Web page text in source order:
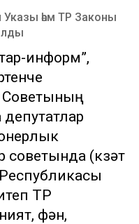
һәм ТР Законы
информ”,
(күзәтү
ТР
фән,